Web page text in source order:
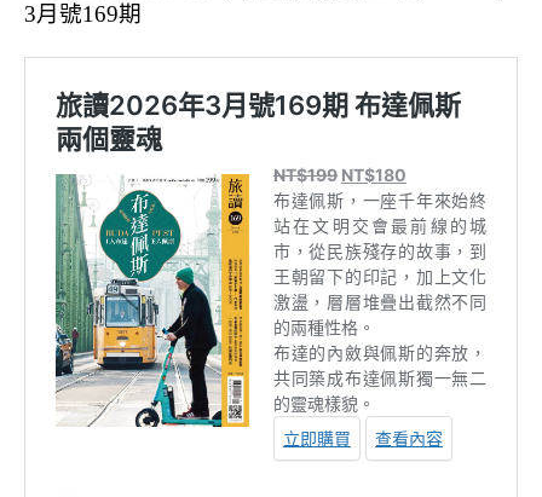
3月號169期